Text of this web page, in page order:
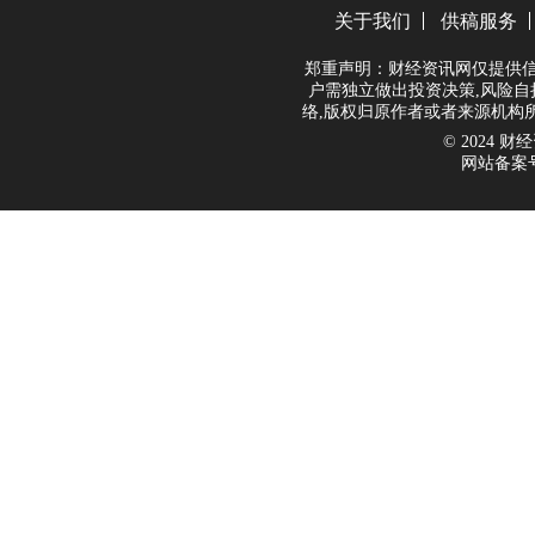
关于我们 供稿服务
郑重声明：财经资讯网仅提供
户需独立做出投资决策,风险
络,版权归原作者或者来源机构
© 2024 财经
网站备案